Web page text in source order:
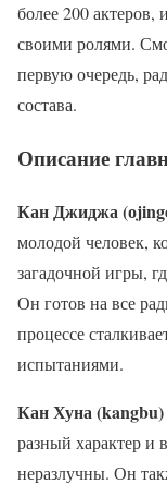
более 200 актеров,
своими ролями.
первую очередь,
состава.
Описание
Кан Джиджа
молодой человек,
загадочной игры,
Он готов на все
процессе
испытаниями.
Кан Хуна
разный характер и
неразлучны. Он